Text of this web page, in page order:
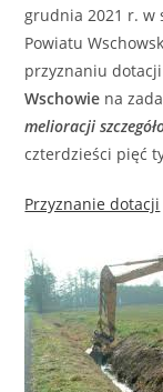
grudnia 2021 r. w
Powiatu
przyznaniu
Wschowie na
melioracji
czterdzieści pięć
Przyznanie dotacji